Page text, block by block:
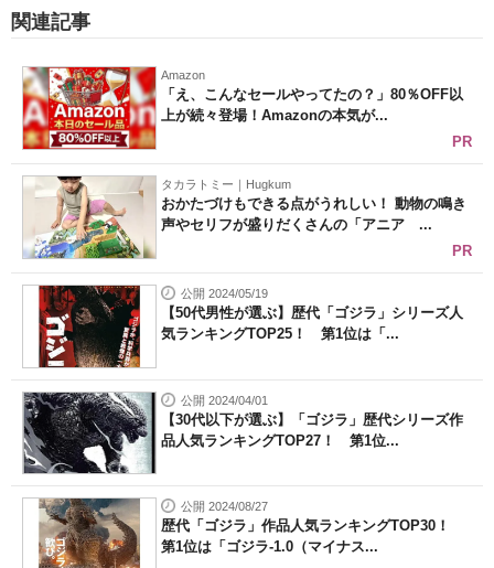
関連記事
Amazon
「え、こんなセールやってたの？」80％OFF以
上が続々登場！Amazonの本気が...
PR
タカラトミー｜Hugkum
おかたづけもできる点がうれしい！ 動物の鳴き
声やセリフが盛りだくさんの「アニア ...
PR
公開 2024/05/19
【50代男性が選ぶ】歴代「ゴジラ」シリーズ人
気ランキングTOP25！ 第1位は「...
公開 2024/04/01
【30代以下が選ぶ】「ゴジラ」歴代シリーズ作
品人気ランキングTOP27！ 第1位...
公開 2024/08/27
歴代「ゴジラ」作品人気ランキングTOP30！
第1位は「ゴジラ-1.0（マイナス...